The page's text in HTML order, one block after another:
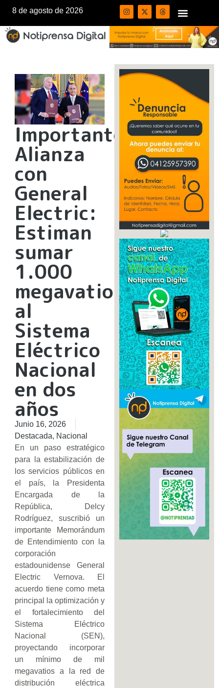
8 de agosto de 2026
Importante
Alianza
con
General
Electric:
Estiman
sumar
1.000
megavatios
al
Sistema
Eléctrico
Nacional
en dos
años
Junio 16, 2026
Destacada, Nacional
En un paso estratégico
para la estabilización de
los servicios públicos en
el país, la Presidenta
Encargada de la
República, Delcy
Rodríguez, suscribió un
importante Memorándum
de Entendimiento con la
corporación
estadounidense General
Electric Vernova. El
acuerdo tiene como meta
principal la optimización y
el fortalecimiento del
Sistema Eléctrico
Nacional (SEN),
proyectando incorporar
un mínimo de mil
megavatios a la red de
distribución eléctrica